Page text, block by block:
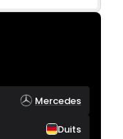
Mercedes
Duits